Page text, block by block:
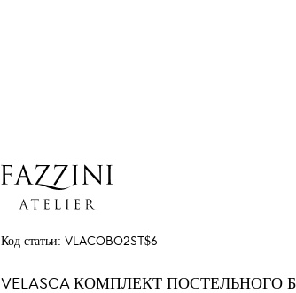
Код статьи:VLACOBO2ST$6
VELASCA КОМПЛЕКТ ПОСТЕЛЬНОГО